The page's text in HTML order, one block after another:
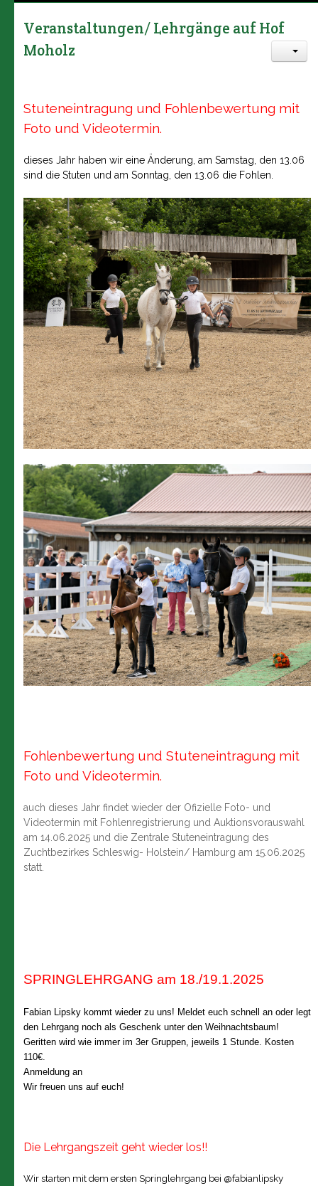
Veranstaltungen/ Lehrgänge auf Hof
Moholz
Stuteneintragung und Fohlenbewertung mit
Foto und Videotermin.
dieses Jahr haben wir eine Änderung, am Samstag, den 13.06
sind die Stuten und am Sonntag, den 13.06 die Fohlen.
Fohlenbewertung und Stuteneintragung mit
Foto und Videotermin.
auch dieses Jahr findet wieder der Ofizielle Foto- und
Videotermin mit Fohlenregistrierung und Auktionsvorauswahl
am 14.06.2025 und die Zentrale Stuteneintragung des
Zuchtbezirkes Schleswig- Holstein/ Hamburg am 15.06.2025
statt.
SPRINGLEHRGANG am 18./19.1.2025
Fabian Lipsky kommt wieder zu uns! Meldet euch schnell an oder legt
den Lehrgang noch als Geschenk unter den Weihnachtsbaum!
Geritten wird wie immer im 3er Gruppen, jeweils 1 Stunde. Kosten
110€.
Anmeldung an
Wir freuen uns auf euch!
Die Lehrgangszeit geht wieder los!!
Wir starten mit dem ersten Springlehrgang bei @fabianlipsky